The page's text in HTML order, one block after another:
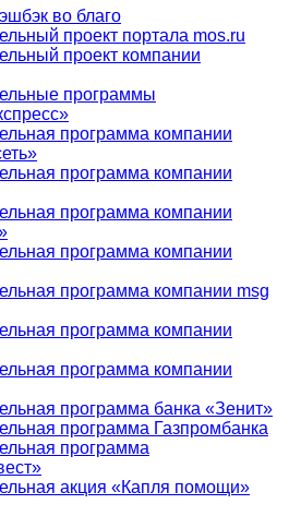
во благо
проект портала mos.ru
проект компании
программы
программа компании
программа компании
программа компании
программа компании
программа компании msg
программа компании
программа компании
программа банка «Зенит»
программа Газпромбанка
программа
акция «Капля помощи»